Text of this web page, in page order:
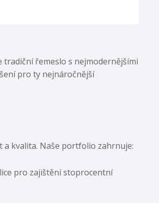
tradiční řemeslo s nejmodernějšími
pro ty nejnáročnější
a kvalita. Naše portfolio zahrnuje:
pro zajištění stoprocentní